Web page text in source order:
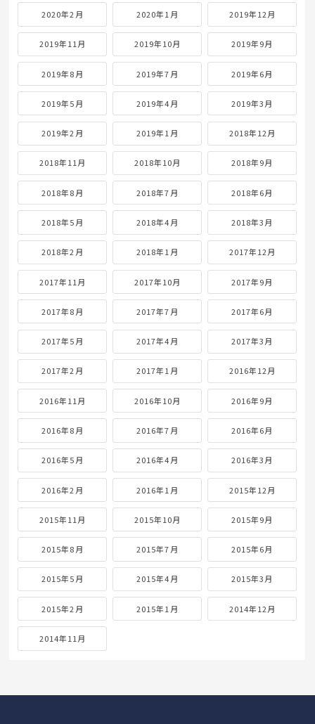
2020年2月 2020年1月 2019年12月
2019年11月 2019年10月 2019年9月
2019年8月 2019年7月 2019年6月
2019年5月 2019年4月 2019年3月
2019年2月 2019年1月 2018年12月
2018年11月 2018年10月 2018年9月
2018年8月 2018年7月 2018年6月
2018年5月 2018年4月 2018年3月
2018年2月 2018年1月 2017年12月
2017年11月 2017年10月 2017年9月
2017年8月 2017年7月 2017年6月
2017年5月 2017年4月 2017年3月
2017年2月 2017年1月 2016年12月
2016年11月 2016年10月 2016年9月
2016年8月 2016年7月 2016年6月
2016年5月 2016年4月 2016年3月
2016年2月 2016年1月 2015年12月
2015年11月 2015年10月 2015年9月
2015年8月 2015年7月 2015年6月
2015年5月 2015年4月 2015年3月
2015年2月 2015年1月 2014年12月
2014年11月